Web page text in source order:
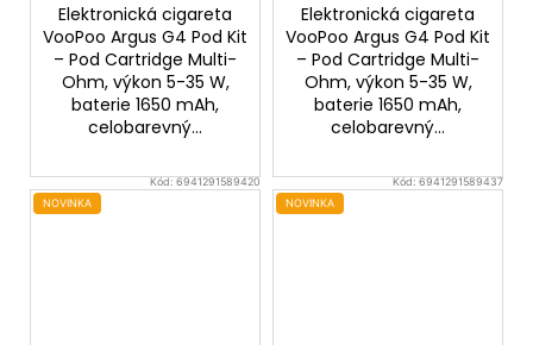
Elektronická cigareta
VooPoo Argus G4 Pod Kit
– Pod Cartridge Multi-
Ohm, výkon 5-35 W,
baterie 1650 mAh,
celobarevný...
Elektronická cigareta
VooPoo Argus G4 Pod Kit
– Pod Cartridge Multi-
Ohm, výkon 5-35 W,
baterie 1650 mAh,
celobarevný...
Kód:6941291589420
NOVINKA
Kód:6941291589437
NOVINKA